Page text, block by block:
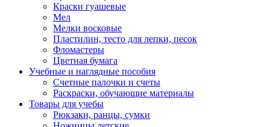
Краски гуашевые
Мел
Мелки восковые
Пластилин, тесто для лепки, песок
Фломастеры
Цветная бумага
Учебные и наглядные пособия
Счетные палочки и счеты
Раскраски, обучающие материалы
Товары для учебы
Рюкзаки, ранцы, сумки